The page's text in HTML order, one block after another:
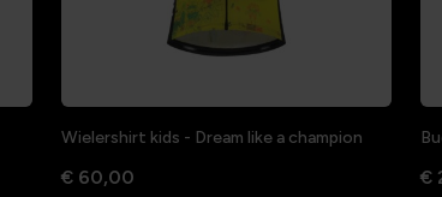
Wielershirt kids - Dream like a champion
€ 60,00 €